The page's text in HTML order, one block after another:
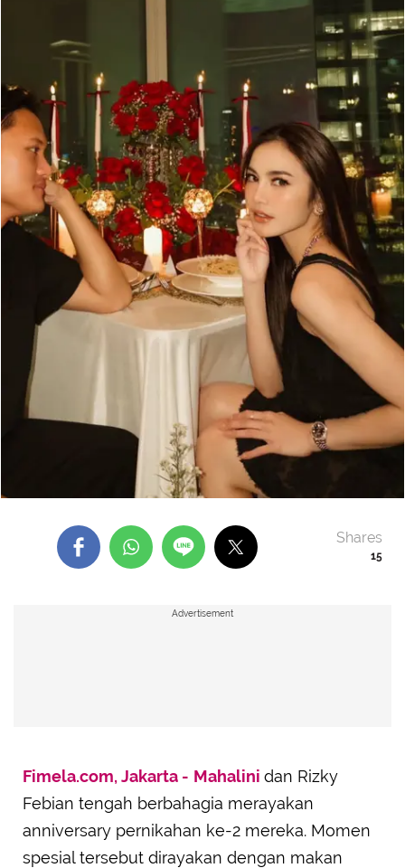
15
Shares
Advertisement
Fimela.com, Jakarta - Mahalini dan Rizky
Febian tengah berbahagia merayakan
anniversary pernikahan ke-2 mereka. Momen
spesial tersebut dirayakan dengan makan